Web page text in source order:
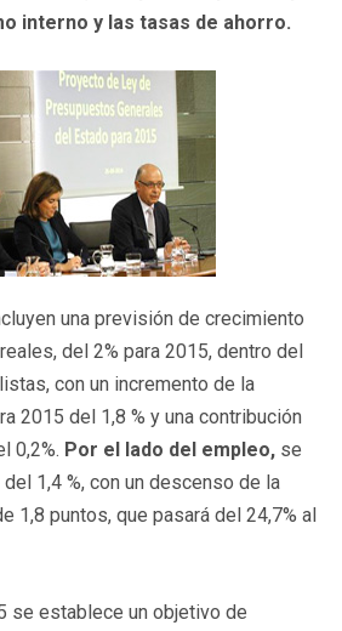
interno y las tasas de ahorro.
una previsión de crecimiento
del 2% para 2015, dentro del
con un incremento de la
2015 del 1,8 % y una contribución
0,2%. Por el lado del empleo, se
1,4 %, con un descenso de la
1,8 puntos, que pasará del 24,7% al
se establece un objetivo de